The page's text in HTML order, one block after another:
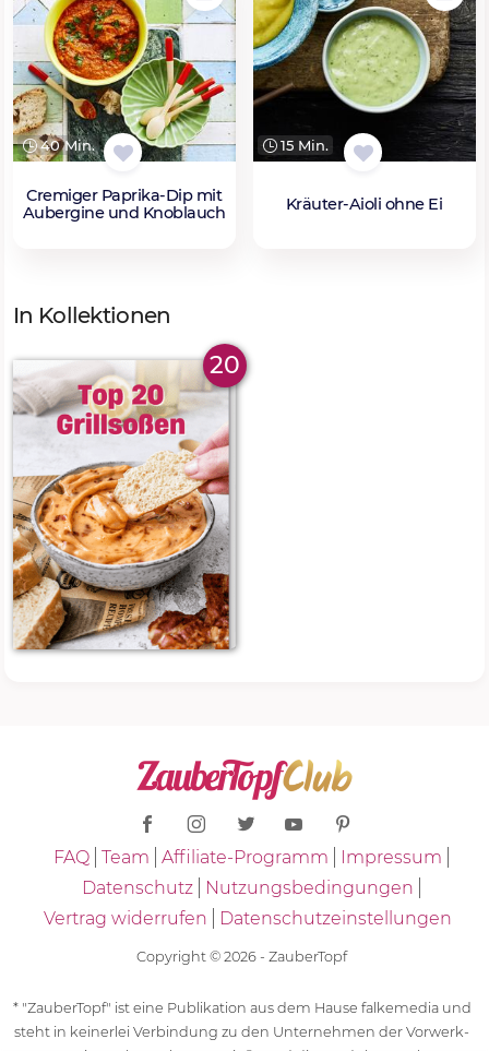
40 Min.
Cremiger Paprika-Dip mit
Aubergine und Knoblauch
15 Min.
Kräuter-Aioli ohne Ei
In Kollektionen
20
FAQ Team Affiliate-Programm
Impressum
Datenschutz
Nutzungsbedingungen
Vertrag widerrufen
Datenschutzeinstellungen
Copyright © 2026 - ZauberTopf
* "ZauberTopf" ist eine Publikation aus dem Hause falkemedia und
steht in keinerlei Verbindung zu den Unternehmen der Vorwerk-